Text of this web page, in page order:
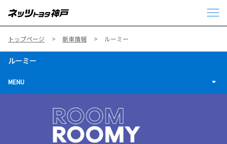
トップページ 新車情報 ルーミー
ルーミー
MENU